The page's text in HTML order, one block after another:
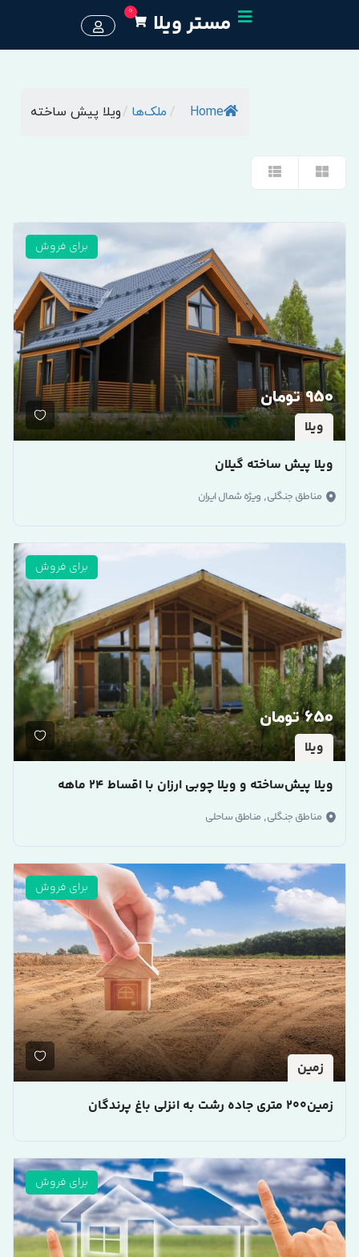
مستر ویلا 0
Home
/ ملک‌ها /ویلا پیش ساخته
برای فروش
950 تومان
ویلا
ویلا پیش ساخته گیلان
مناطق جنگلی, ویژه شمال ایران
برای فروش
650 تومان
ویلا
ویلا پیش‌ساخته و ویلا چوبی ارزان با اقساط ۲۴ ماهه
مناطق جنگلی, مناطق ساحلی
برای فروش
زمین
زمین200 متری جاده رشت به انزلی باغ پرندگان
برای فروش